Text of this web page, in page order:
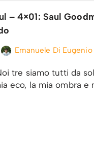
– 4×01: Saul
Emanuele Di Eugenio
tre siamo tutti da
eco, la mia ombra e